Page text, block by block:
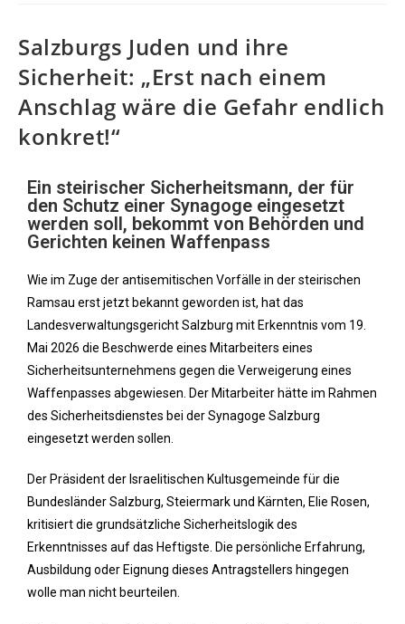
Salzburgs Juden und ihre
Sicherheit: „Erst nach einem
Anschlag wäre die Gefahr endlich
konkret!“
Ein steirischer Sicherheitsmann, der für
den Schutz einer Synagoge eingesetzt
werden soll, bekommt von Behörden und
Gerichten keinen Waffenpass
Wie im Zuge der antisemitischen Vorfälle in der steirischen
Ramsau erst jetzt bekannt geworden ist, hat das
Landesverwaltungsgericht Salzburg mit Erkenntnis vom 19.
Mai 2026 die Beschwerde eines Mitarbeiters eines
Sicherheitsunternehmens gegen die Verweigerung eines
Waffenpasses abgewiesen. Der Mitarbeiter hätte im Rahmen
des Sicherheitsdienstes bei der Synagoge Salzburg
eingesetzt werden sollen.
Der Präsident der Israelitischen Kultusgemeinde für die
Bundesländer Salzburg, Steiermark und Kärnten, Elie Rosen,
kritisiert die grundsätzliche Sicherheitslogik des
Erkenntnisses auf das Heftigste. Die persönliche Erfahrung,
Ausbildung oder Eignung dieses Antragstellers hingegen
wolle man nicht beurteilen.